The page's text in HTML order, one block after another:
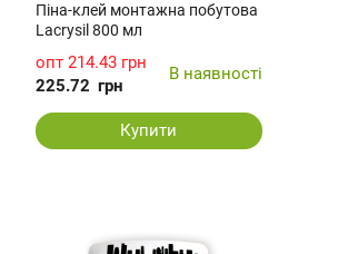
Піна-клей монтажна побутова
Lacrysil 800 мл
опт 214.43 грн
225.72 грн
В наявності
Купити